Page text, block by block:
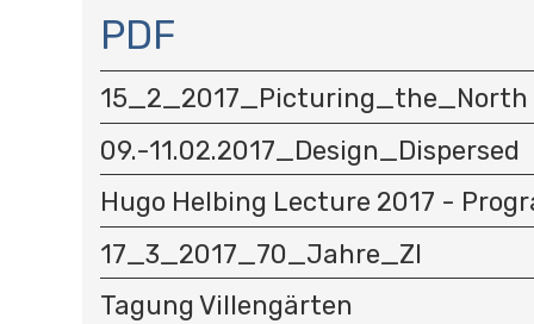
A
V
I
G
A
T
I
O
N
PDF
15_2_2017_Picturing_the_North
09.-11.02.2017_Design_Dispersed
Hugo Helbing Lecture 2017 -
17_3_2017_70_Jahre_ZI
Tagung Villengärten